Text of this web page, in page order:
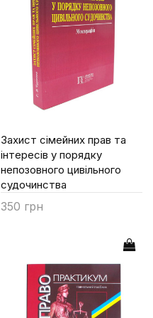
Захист сімейних прав та
інтересів у порядку
непозовного цивільного
судочинства
350 грн